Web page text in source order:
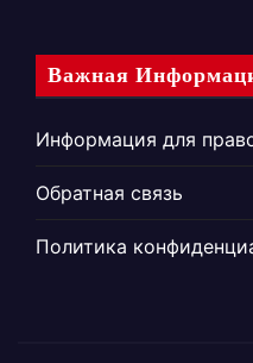
Важная
Информация для
Обратная связь
Политика